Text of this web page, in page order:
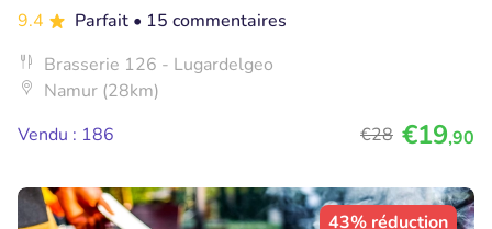
9.4
Parfait • 15 commentaires
Brasserie 126 - Lugardelgeo
Namur (28km)
Vendu : 186
€28 €19,90
43% réduction